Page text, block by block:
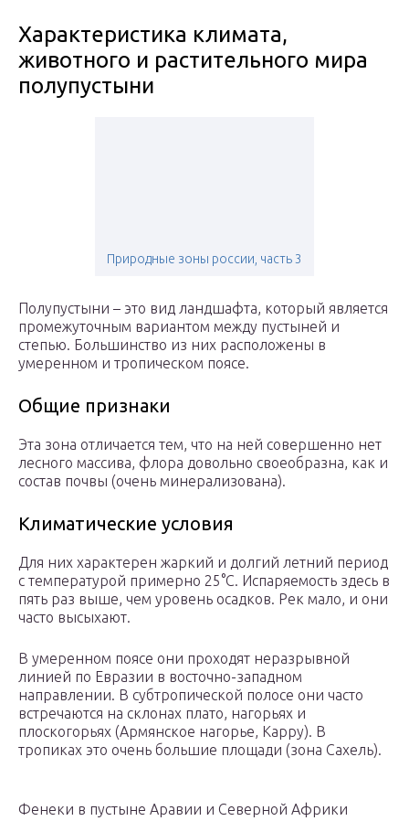
Характеристика климата,
животного и растительного мира
полупустыни
Природные зоны россии, часть 3
Полупустыни – это вид ландшафта, который является
промежуточным вариантом между пустыней и
степью. Большинство из них расположены в
умеренном и тропическом поясе.
Общие признаки
Эта зона отличается тем, что на ней совершенно нет
лесного массива, флора довольно своеобразна, как и
состав почвы (очень минерализована).
Климатические условия
Для них характерен жаркий и долгий летний период
с температурой примерно 25°С. Испаряемость здесь в
пять раз выше, чем уровень осадков. Рек мало, и они
часто высыхают.
В умеренном поясе они проходят неразрывной
линией по Евразии в восточно-западном
направлении. В субтропической полосе они часто
встречаются на склонах плато, нагорьях и
плоскогорьях (Армянское нагорье, Карру). В
тропиках это очень большие площади (зона Сахель).
Фенеки в пустыне Аравии и Северной Африки